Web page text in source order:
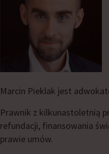
Marcin Pieklak jest
Prawnik z kilkunastoletnią
refundacji, finansowania
prawie umów.